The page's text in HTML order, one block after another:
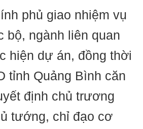
phủ giao nhiệm vụ
bộ, ngành liên quan
hiện dự án, đồng thời
tỉnh Quảng Bình căn
định chủ trương
tướng, chỉ đạo cơ